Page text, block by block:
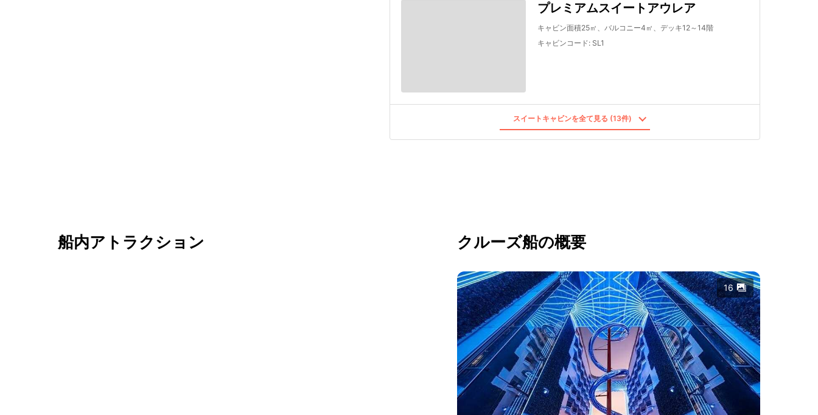
プレミアムスイートアウレア
キャビン面積25㎡、バルコニー4㎡、デッキ12～14階
キャビンコード: SL1
スイートキャビンを全て見る (13件)
船内アトラクション クルーズ船の概要
16